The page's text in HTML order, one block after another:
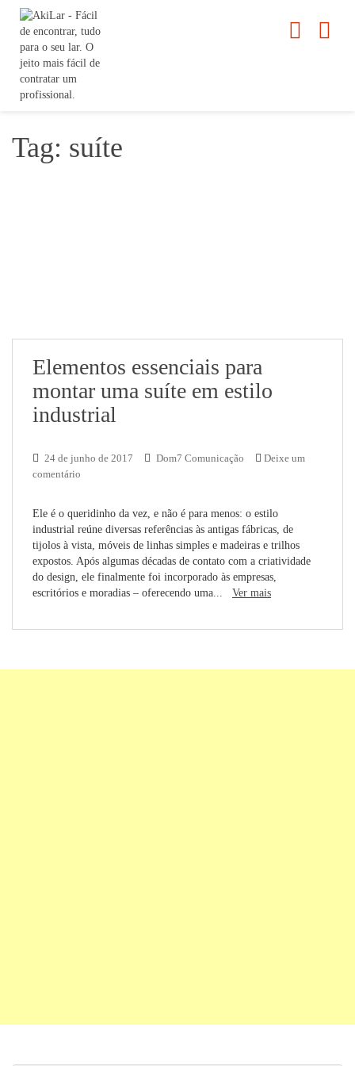
Tag: suíte
Elementos essenciais para
montar uma suíte em estilo
industrial
24 de junho de 2017 Dom7 Comunicação
Deixe um
comentário
Ele é o queridinho da vez, e não é para menos: o estilo
industrial reúne diversas referências às antigas fábricas, de
tijolos à vista, móveis de linhas simples e madeiras e trilhos
expostos. Após algumas décadas de contato com a criatividade
do design, ele finalmente foi incorporado às empresas,
escritórios e moradias – oferecendo uma... Ver mais